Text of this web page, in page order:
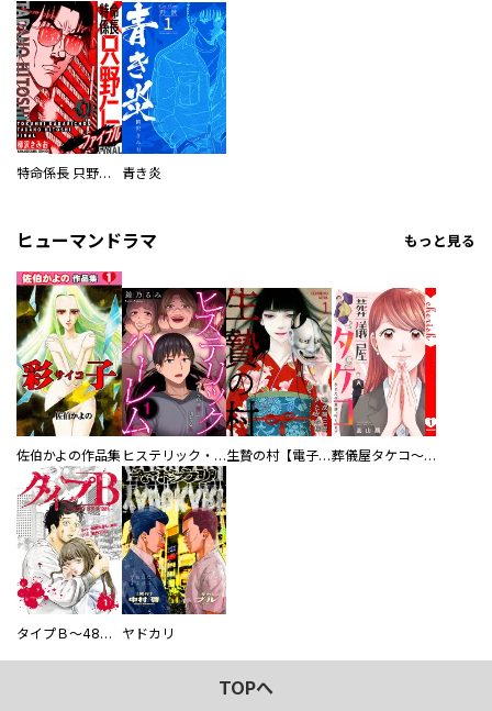
特命係長 只野仁ファイナル 愛蔵版 青き炎
ヒューマンドラマ もっと見る
佐伯かよの作品集 ヒステリック・ハーレム～搾られる男と堕ちる女～【電子単行本版】 生贄の村【電子単行本版】 葬儀屋タケコ～あなたの最期、叶えます【電子単行本版】
タイプＢ～48時間後、致死率100％～【単話】 ヤドカリ
TOPへ